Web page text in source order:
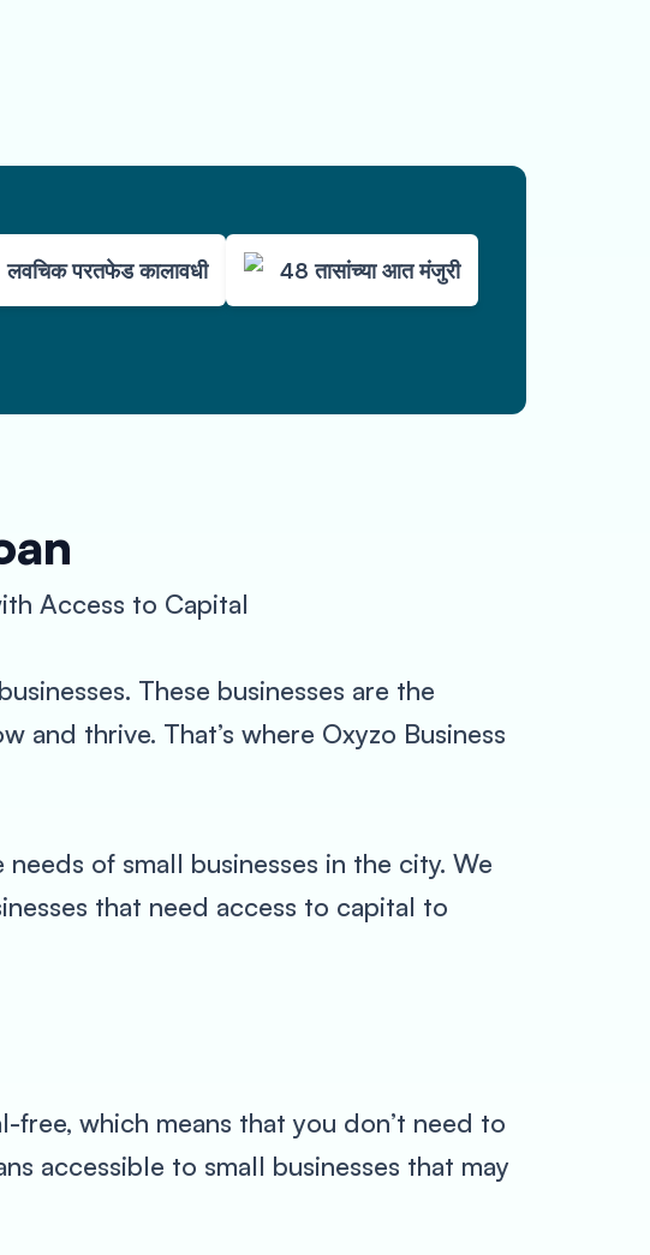
लवचिक परतफेड कालावधी 48 तासांच्या आत मंजुरी
Access to Capital
These businesses are the
thrive. That’s where Oxyzo Business
of small businesses in the city. We
that need access to capital to
free, which means that you don’t need to
accessible to small businesses that may